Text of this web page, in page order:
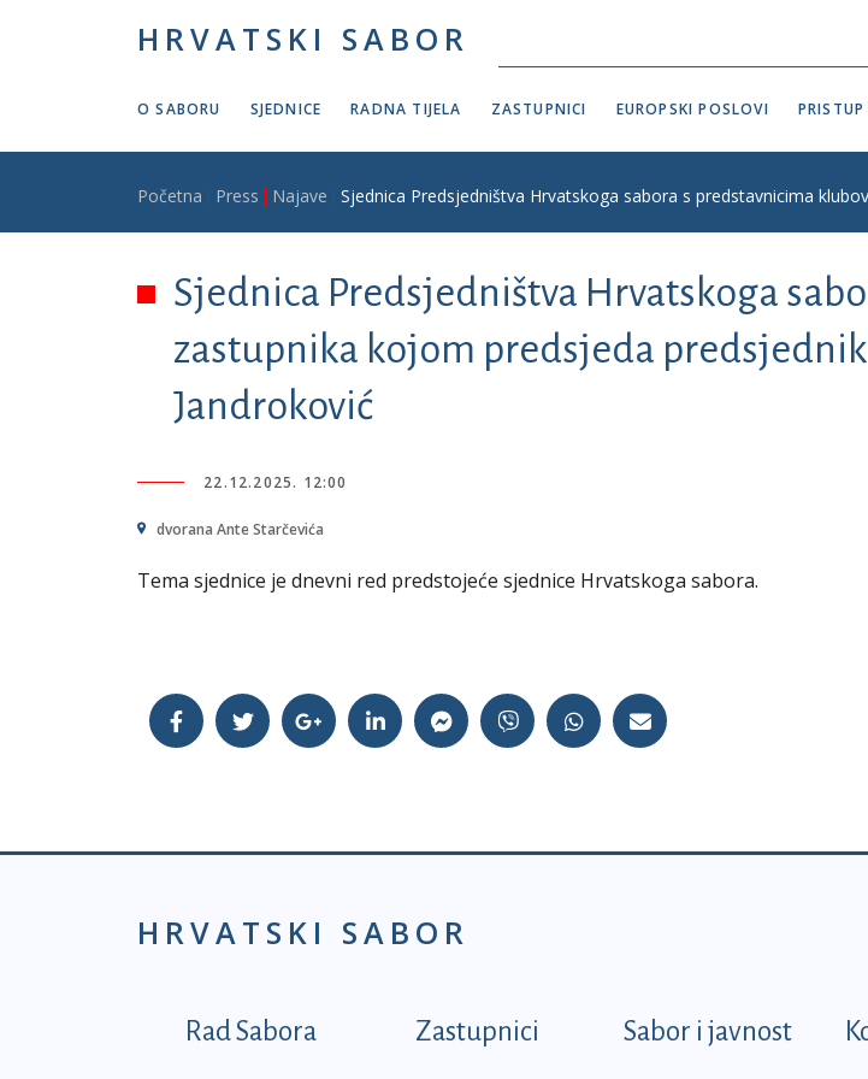
HRVATSKI SABOR
O SABORU SJEDNICE RADNA TIJELA ZASTUPNICI EUROPSKI POSLOVI
Breadcrumb
Početna Press Najave Sjednica Predsjedništva Hrvatskoga sabora s predstavnicima
Sjednica Predsjedništva Hrvatskoga
zastupnika kojom predsjeda
Jandroković
22.12.2025. 12:00
dvorana Ante Starčevića
Tema sjednice je dnevni red predstojeće sjednice Hrvatskoga sabora.
HRVATSKI SABOR
Podnožje prvi izbornik
Rad Sabora Zastupnici Sabor i javnost